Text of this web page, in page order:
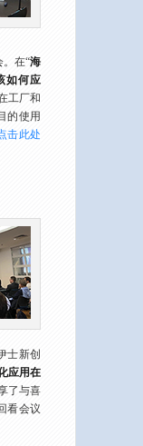
。在“海
如何应
工厂和
的使用
击此处
士新创
应用在
了与喜
看会议